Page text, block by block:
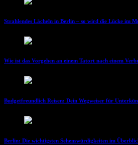
Strahlendes Lächeln in Berlin – so wird die Lücke im
Wie ist das Vorgehen an einem Tatort nach einem
Budgetfreundlich Reisen: Dein Wegweiser für
Berlin: Die wichtigsten Sehenswürdigkeiten im